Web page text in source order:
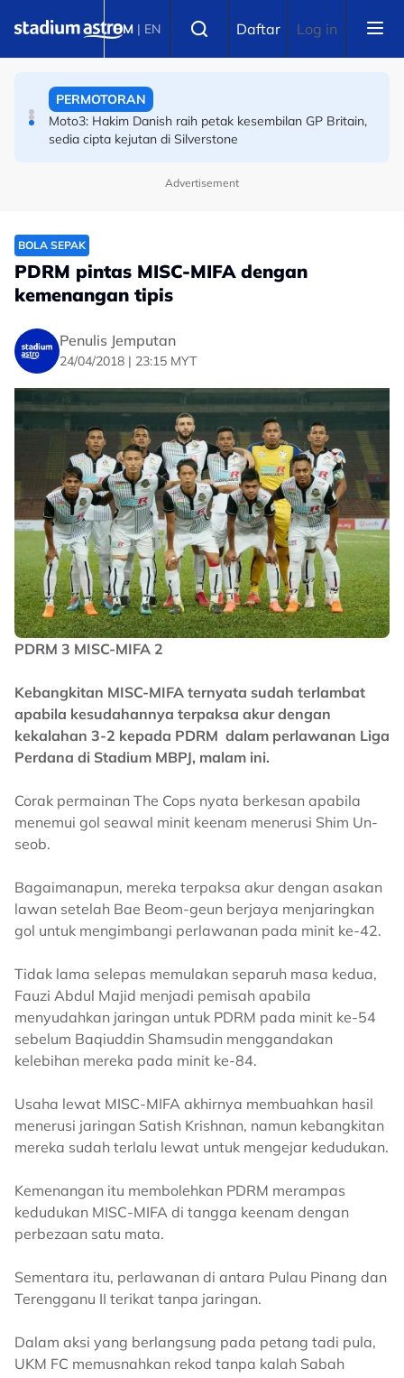
BM | EN Daftar Log in
Sejarah Tercipta! Malaysia raih emas pertama
PERMOTORAN
Moto3: Hakim Danish raih petak kesembilan GP Britain,
sedia cipta kejutan di Silverstone
Advertisement
BOLA SEPAK
PDRM pintas MISC-MIFA dengan
kemenangan tipis
Penulis Jemputan
24/04/2018 | 23:15 MYT
PDRM 3 MISC-MIFA 2
Kebangkitan MISC-MIFA ternyata sudah terlambat
apabila kesudahannya terpaksa akur dengan
kekalahan 3-2 kepada PDRM dalam perlawanan Liga
Perdana di Stadium MBPJ, malam ini.
Corak permainan The Cops nyata berkesan apabila
menemui gol seawal minit keenam menerusi Shim Un-
seob.
Bagaimanapun, mereka terpaksa akur dengan asakan
lawan setelah Bae Beom-geun berjaya menjaringkan
gol untuk mengimbangi perlawanan pada minit ke-42.
Tidak lama selepas memulakan separuh masa kedua,
Fauzi Abdul Majid menjadi pemisah apabila
menyudahkan jaringan untuk PDRM pada minit ke-54
sebelum Baqiuddin Shamsudin menggandakan
kelebihan mereka pada minit ke-84.
Usaha lewat MISC-MIFA akhirnya membuahkan hasil
menerusi jaringan Satish Krishnan, namun kebangkitan
mereka sudah terlalu lewat untuk mengejar kedudukan.
Kemenangan itu membolehkan PDRM merampas
kedudukan MISC-MIFA di tangga keenam dengan
perbezaan satu mata.
Sementara itu, perlawanan di antara Pulau Pinang dan
Terengganu II terikat tanpa jaringan.
Dalam aksi yang berlangsung pada petang tadi pula,
UKM FC memusnahkan rekod tanpa kalah Sabah